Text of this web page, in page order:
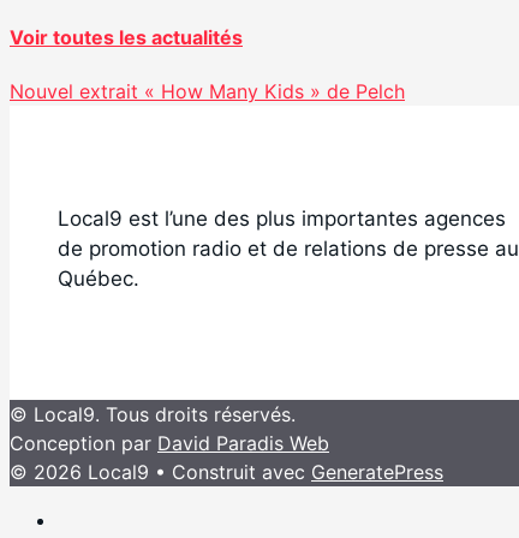
Voir toutes les actualités
Nouvel extrait « How Many Kids » de Pelch
Local9 est l’une des plus importantes agences
de promotion radio et de relations de presse au
Québec.
© Local9. Tous droits réservés.
Conception par David Paradis Web
© 2026 Local9 • Construit avec GeneratePress